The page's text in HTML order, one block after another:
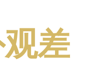
差